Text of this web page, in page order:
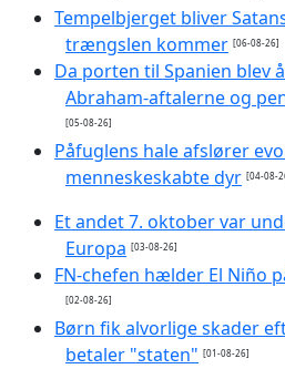
Tempelbjerget bliver
trængslen kommer [06-08-26]
Da porten til Spanien blev
Abraham-aftalerne og
[05-08-26]
Påfuglens hale afslører
menneskeskabte dyr [04-08-
Et andet 7. oktober var
Europa [03-08-26]
FN-chefen hælder El Niño
[02-08-26]
Børn fik alvorlige skader
betaler "staten" [01-08-26]